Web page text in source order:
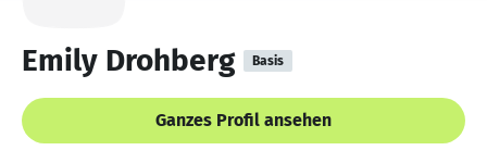
Emily Drohberg Basis
Ganzes Profil ansehen